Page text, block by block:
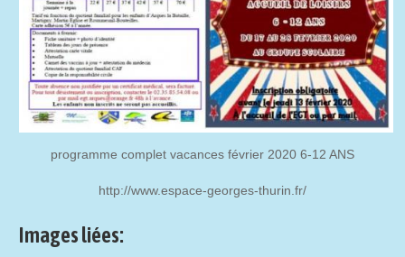
programme complet vacances février 2020 6-12 ANS
http://www.espace-georges-thurin.fr/
Images liées: